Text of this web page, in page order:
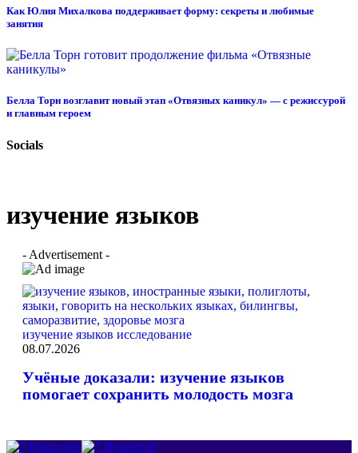
Как Юлия Михалкова поддерживает форму: секреты и любимые
занятия
Белла Торн возглавит новый этап «Отвязных каникул» — с режиссурой
и главным героем
Socials
изучение языков
- Advertisement -
изучение языков исследование
08.07.2026
Учёные доказали: изучение языков
помогает сохранить молодость мозга